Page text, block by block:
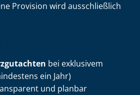
Provision wird ausschließlich
bei exklusivem
ein Jahr)
und planbar